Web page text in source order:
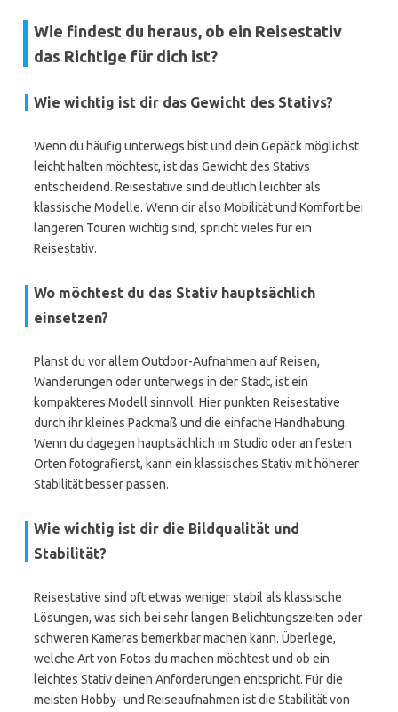
Wie findest du heraus, ob ein Reisestativ
das Richtige für dich ist?
Wie wichtig ist dir das Gewicht des Stativs?
Wenn du häufig unterwegs bist und dein Gepäck möglichst
leicht halten möchtest, ist das Gewicht des Stativs
entscheidend. Reisestative sind deutlich leichter als
klassische Modelle. Wenn dir also Mobilität und Komfort bei
längeren Touren wichtig sind, spricht vieles für ein
Reisestativ.
Wo möchtest du das Stativ hauptsächlich
einsetzen?
Planst du vor allem Outdoor-Aufnahmen auf Reisen,
Wanderungen oder unterwegs in der Stadt, ist ein
kompakteres Modell sinnvoll. Hier punkten Reisestative
durch ihr kleines Packmaß und die einfache Handhabung.
Wenn du dagegen hauptsächlich im Studio oder an festen
Orten fotografierst, kann ein klassisches Stativ mit höherer
Stabilität besser passen.
Wie wichtig ist dir die Bildqualität und
Stabilität?
Reisestative sind oft etwas weniger stabil als klassische
Lösungen, was sich bei sehr langen Belichtungszeiten oder
schweren Kameras bemerkbar machen kann. Überlege,
welche Art von Fotos du machen möchtest und ob ein
leichtes Stativ deinen Anforderungen entspricht. Für die
meisten Hobby- und Reiseaufnahmen ist die Stabilität von